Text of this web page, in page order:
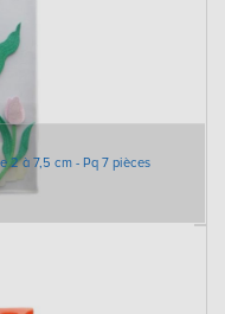
2 à 7,5 cm - Pq 7 pièces